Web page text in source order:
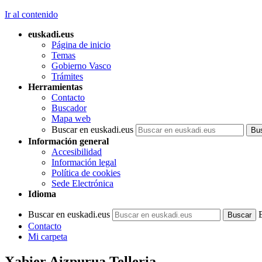
Ir al contenido
euskadi.eus
Página de inicio
Temas
Gobierno Vasco
Trámites
Herramientas
Contacto
Buscador
Mapa web
Buscar en euskadi.eus
Información general
Accesibilidad
Información legal
Política de cookies
Sede Electrónica
Idioma
Buscar en euskadi.eus
Contacto
Mi carpeta